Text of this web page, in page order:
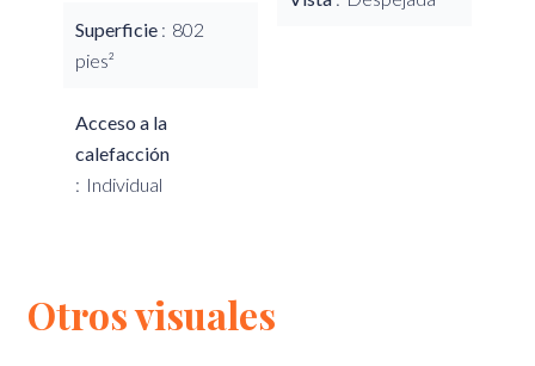
Superficie
802
pies²
Acceso a la
calefacción
Individual
Otros visuales